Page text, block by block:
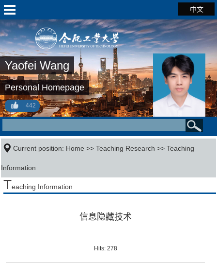
中文
Yaofei Wang
Personal Homepage
442
Current position: Home >>Teaching Research >>Teaching
Information
Teaching Information
信息隐藏技术
Hits: 278